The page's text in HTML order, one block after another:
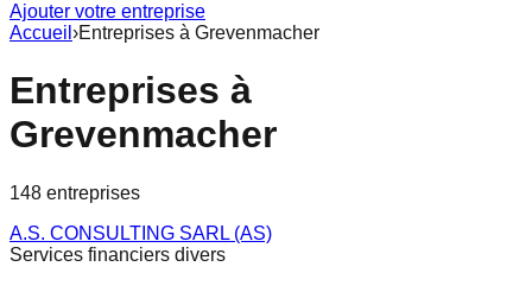
Ajouter votre entreprise
Accueil ›Entreprises à Grevenmacher
Entreprises à
Grevenmacher
148 entreprises
A.S. CONSULTING SARL (AS)
Services financiers divers